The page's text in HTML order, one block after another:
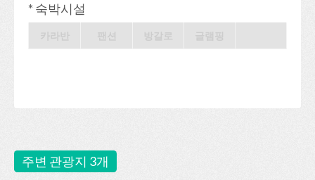
* 숙박시설
주변 관광지 3개